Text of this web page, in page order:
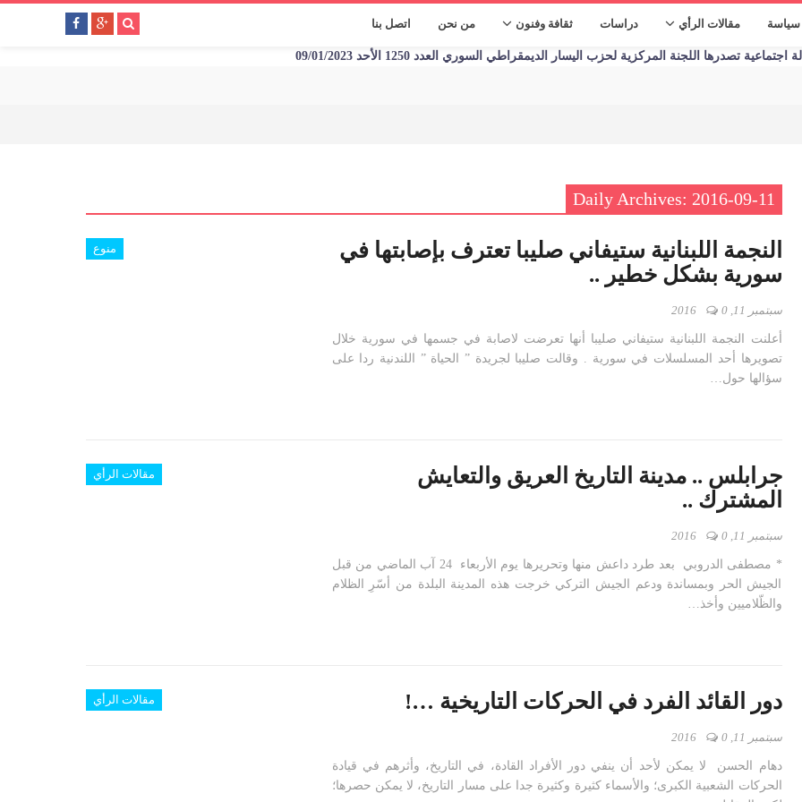
سياسة مقالات الرأي دراسات ثقافة وفنون من نحن اتصل بنا
تصدرها اللجنة المركزية لحزب اليسار الديمقراطي السوري العدد 1250 الأحد 09/01/2023
Daily Archives: 2016-09-11
منوع
النجمة اللبنانية ستيفاني صليبا تعترف بإصابتها في
سورية بشكل خطير ..
سبتمبر 11, 2016 0
أعلنت النجمة اللبنانية ستيفاني صليبا أنها تعرضت لاصابة في جسمها في سورية خلال
تصويرها أحد المسلسلات في سورية . وقالت صليبا لجريدة ” الحياة ” اللندنية ردا على
سؤالها حول…
مقالات الرأي
جرابلس .. مدينة التاريخ العريق والتعايش
المشترك ..
سبتمبر 11, 2016 0
* مصطفى الدروبي بعد طرد داعش منها وتحريرها يوم الأربعاء 24 آب الماضي من قبل
الجيش الحر وبمساندة ودعم الجيش التركي خرجت هذه المدينة البلدة من أسّرِ الظلام
والظّلاميين وأخذ…
مقالات الرأي دور القائد الفرد في الحركات التاريخية …!
سبتمبر 11, 2016 0
دهام الحسن لا يمكن لأحد أن ينفي دور الأفراد القادة، في التاريخ، وأثرهم في قيادة
الحركات الشعبية الكبرى؛ والأسماء كثيرة وكثيرة جدا على مسار التاريخ، لا يمكن حصرها؛